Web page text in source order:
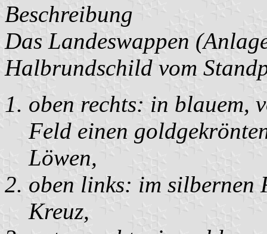
Beschreibung
Das Landeswappen
Halbrundschild vom
oben rechts: in blauem,
Feld einen
Löwen,
oben links: im silbernen
Kreuz,